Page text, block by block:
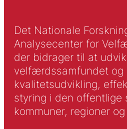
Det Nationale
Analysecenter for
der bidrager til at
velfærdssamfundet og
kvalitetsudvikling,
styring i den offentlige
kommuner, regioner